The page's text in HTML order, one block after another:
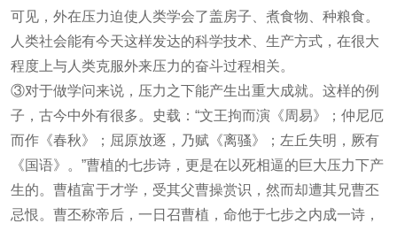
可见，外在压力迫使人类学会了盖房子、煮食物、种粮食。
人类社会能有今天这样发达的科学技术、生产方式，在很大
程度上与人类克服外来压力的奋斗过程相关。
③对于做学问来说，压力之下能产生出重大成就。这样的例
子，古今中外有很多。史载：“文王拘而演《周易》；仲尼厄
而作《春秋》；屈原放逐，乃赋《离骚》；左丘失明，厥有
《国语》。”曹植的七步诗，更是在以死相逼的巨大压力下产
生的。曹植富于才学，受其父曹操赏识，然而却遭其兄曹丕
忌恨。曹丕称帝后，一日召曹植，命他于七步之内成一诗，